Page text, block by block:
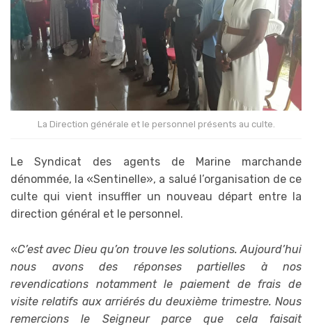
La Direction générale et le personnel présents au culte.
Le Syndicat des agents de Marine marchande
dénommée, la «Sentinelle», a salué l’organisation de ce
culte qui vient insuffler un nouveau départ entre la
direction général et le personnel.
«C’est avec Dieu qu’on trouve les solutions. Aujourd’hui
nous avons des réponses partielles à nos
revendications notamment le paiement de frais de
visite relatifs aux arriérés du deuxième trimestre. Nous
remercions le Seigneur parce que cela faisait